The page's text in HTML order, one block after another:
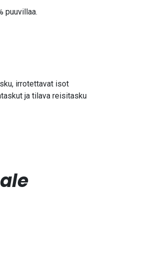
puuvillaa.
irrotettavat isot
ja tilava reisitasku